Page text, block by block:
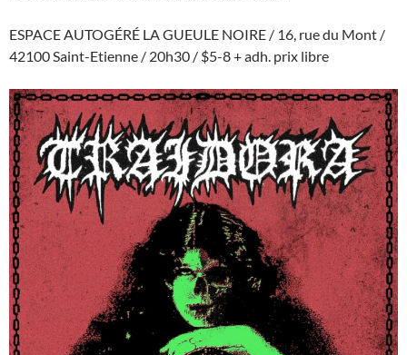
ESPACE AUTOGÉRÉ LA GUEULE NOIRE / 16, rue du Mont /
42100 Saint-Etienne / 20h30 / $5-8 + adh. prix libre